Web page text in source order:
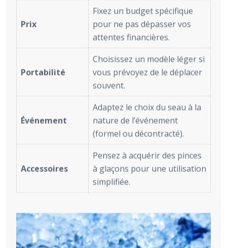
Prix
Fixez un budget spécifique
pour ne pas dépasser vos
attentes financières.
Portabilité
Choisissez un modèle léger si
vous prévoyez de le déplacer
souvent.
Événement
Adaptez le choix du seau à la
nature de l’événement
(formel ou décontracté).
Accessoires
Pensez à acquérir des pinces
à glaçons pour une utilisation
simplifiée.